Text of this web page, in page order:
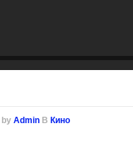
byAdmin В Кино